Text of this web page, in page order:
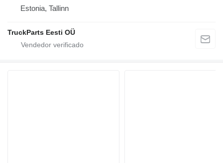
Estonia, Tallinn
TruckParts Eesti OÜ